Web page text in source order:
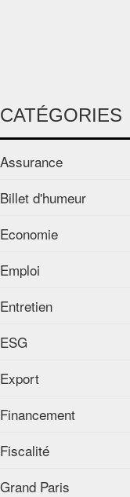
CATÉGORIES
Assurance
Billet d'humeur
Economie
Emploi
Entretien
ESG
Export
Financement
Fiscalité
Grand Paris